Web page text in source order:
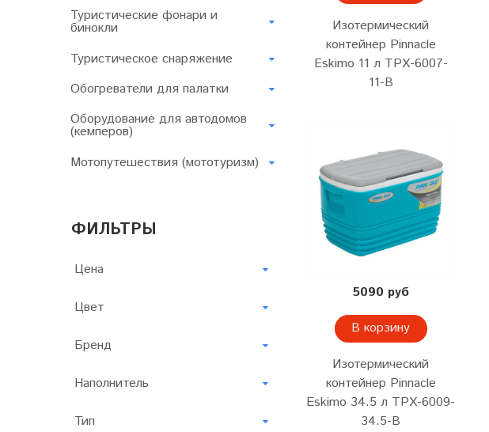
Изотермический
контейнер Pinnacle
Eskimo 11 л TPX-6007-
11-B
5090 руб
В корзину
Изотермический
контейнер Pinnacle
Eskimo 34.5 л TPX-6009-
34.5-B
Туристические фонари и
бинокли
Туристическое снаряжение
Обогреватели для палатки
Оборудование для автодомов
(кемперов)
Мотопутешествия (мототуризм)
ФИЛЬТРЫ
Цена
Цвет
Бренд
Наполнитель
Тип